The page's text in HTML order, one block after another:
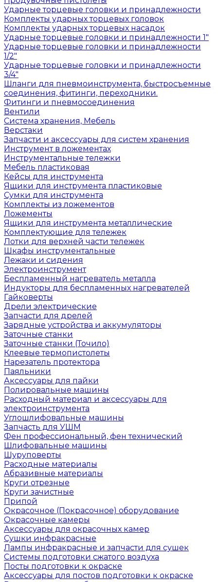
Ударные торцевые головки и принадлежности
Комплекты ударных торцевых головок
Комплекты ударных торцевых насадок
Ударные торцевые головки и принадлежности 1"
Ударные торцевые головки и принадлежности
1/2"
Ударные торцевые головки и принадлежности
3/4"
Шланги для пневмоинструмента, быстросъемные
соединения, фитинги, переходники.
Фитинги и пневмосоединения
Вентили
Система хранения, Мебель
Верстаки
Запчасти и аксессуары для систем хранения
Инструмент в ложементах
Инструментальные тележки
Мебель пластиковая
Кейсы для инструмента
Ящики для инструмента пластиковые
Сумки для инструмента
Комплекты из ложементов
Ложементы
Ящики для инструмента металлические
Комплектующие для тележек
Лотки для верхней части тележек
Шкафы инструментальные
Лежаки и сидения
Электроинструмент
Беспламенный нагреватель металла
Индукторы для беспламенных нагревателей
Гайковерты
Дрели электрические
Запчасти для дрелей
Зарядные устройства и аккумуляторы
Заточные станки
Заточные станки (Точило)
Клеевые термопистолеты
Нарезатель протектора
Паяльники
Аксессуары для пайки
Полировальные машины
Расходный материал и аксессуары для
электроинструмента
Углошлифовальные машины
Запчасть для УШМ
Фен профессиональный, фен технический
Шлифовальные машины
Шуруповерты
Расходные материалы
Абразивные материалы
Круги отрезные
Круги зачистные
Припой
Окрасочное (Покрасочное) оборудование
Окрасочные камеры
Аксессуары для окрасочных камер
Сушки инфракрасные
Лампы инфракрасные и запчасти для сушек
Системы подготовки сжатого воздуха
Посты подготовки к окраске
Аксессуары для постов подготовки к окраске